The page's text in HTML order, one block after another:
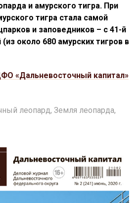
и амурского тигра. При
тигра стала самой
и заповедников – с 41-й
около 680 амурских тигров в
«Дальневосточный капитал»
леопард, Земля леопарда,